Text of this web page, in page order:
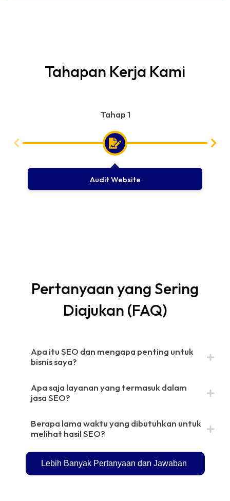
Tahapan Kerja Kami
Tahap 1
Audit Website
Pertanyaan yang Sering
Diajukan (FAQ)​​
Apa itu SEO dan mengapa penting untuk
bisnis saya?
Apa saja layanan yang termasuk dalam
jasa SEO?
Berapa lama waktu yang dibutuhkan untuk
melihat hasil SEO?
Lebih Banyak Pertanyaan dan Jawaban